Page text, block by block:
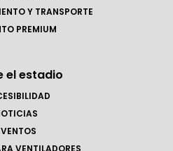
Y TRANSPORTE
PREMIUM
el estadio
VENTILADORES